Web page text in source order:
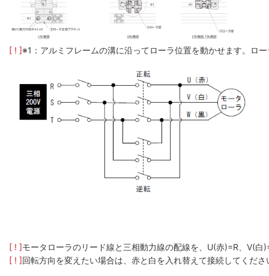
[ ! ]※1：アルミフレームの溝に沿ってローラ位置を動かせます。ロ
[ ! ]モータローラのリード線と三相動力線の配線を、U(赤)=R、V(
[ ! ]回転方向を変えたい場合は、赤と白を入れ替えて接続してくださ